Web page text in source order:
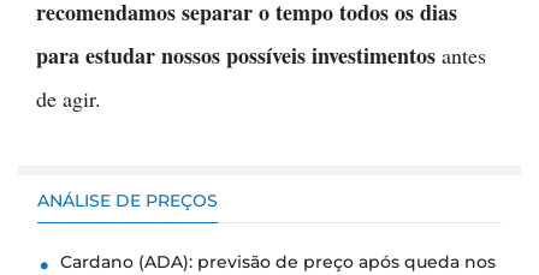
recomendamos separar o tempo todos os dias
para estudar nossos possíveis investimentos antes
de agir.
ANÁLISE DE PREÇOS
Cardano (ADA): previsão de preço após queda nos